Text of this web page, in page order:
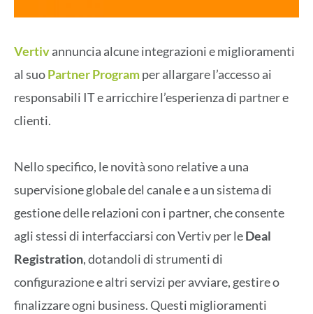
Vertivannuncia alcune integrazioni e miglioramenti
al suoPartner Programper allargare l’accesso ai
responsabili IT e arricchire l’esperienza di partner e
clienti.
Nello specifico, le novità sono relative a una
supervisione globale del canale e a un sistema di
gestione delle relazioni con i partner, che consente
agli stessi di interfacciarsi con Vertiv per leDeal
Registration, dotandoli di strumenti di
configurazione e altri servizi per avviare, gestire o
finalizzare ogni business. Questi miglioramenti